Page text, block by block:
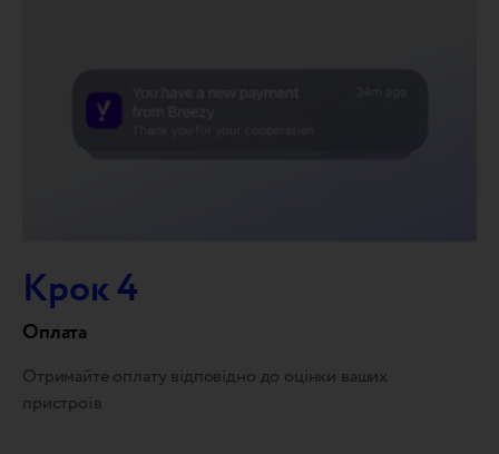
Крок 4
Оплата
Отримайте оплату відповідно до оцінки ваших
пристроїв